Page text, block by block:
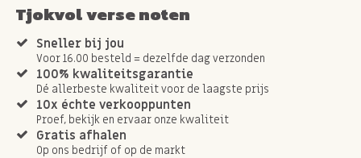
Tjokvol verse noten
Sneller bij jou
Voor 16.00 besteld = dezelfde dag verzonden
100% kwaliteitsgarantie
Dé allerbeste kwaliteit voor de laagste prijs
10x échte verkooppunten
Proef, bekijk en ervaar onze kwaliteit
Gratis afhalen
Op ons bedrijf of op de markt